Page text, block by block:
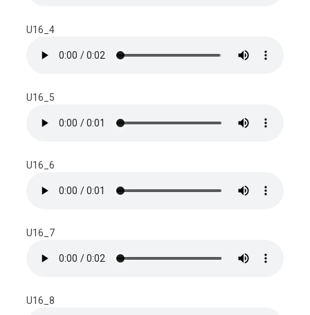
U16_4
U16_5
U16_6
U16_7
U16_8